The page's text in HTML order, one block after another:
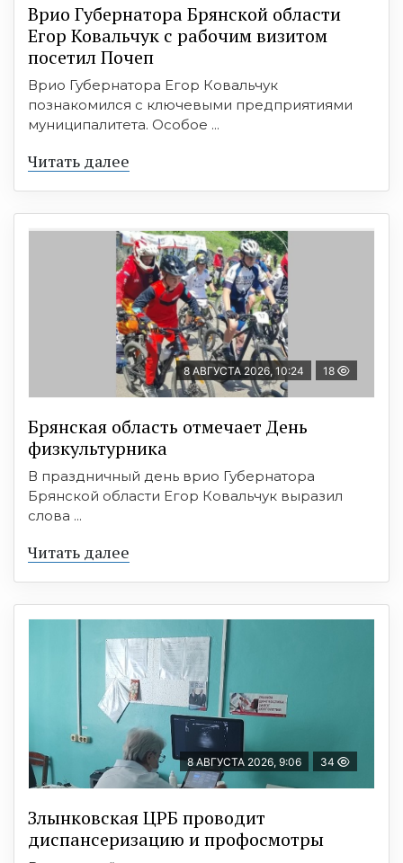
Врио Губернатора Брянской области
Егор Ковальчук с рабочим визитом
посетил Почеп
Врио Губернатора Егор Ковальчук
познакомился с ключевыми предприятиями
муниципалитета. Особое ...
Читать далее
8 АВГУСТА 2026, 10:24 18
Брянская область отмечает День
физкультурника
В праздничный день врио Губернатора
Брянской области Егор Ковальчук выразил
слова ...
Читать далее
8 АВГУСТА 2026, 9:06 34
Злынковская ЦРБ проводит
диспансеризацию и профосмотры